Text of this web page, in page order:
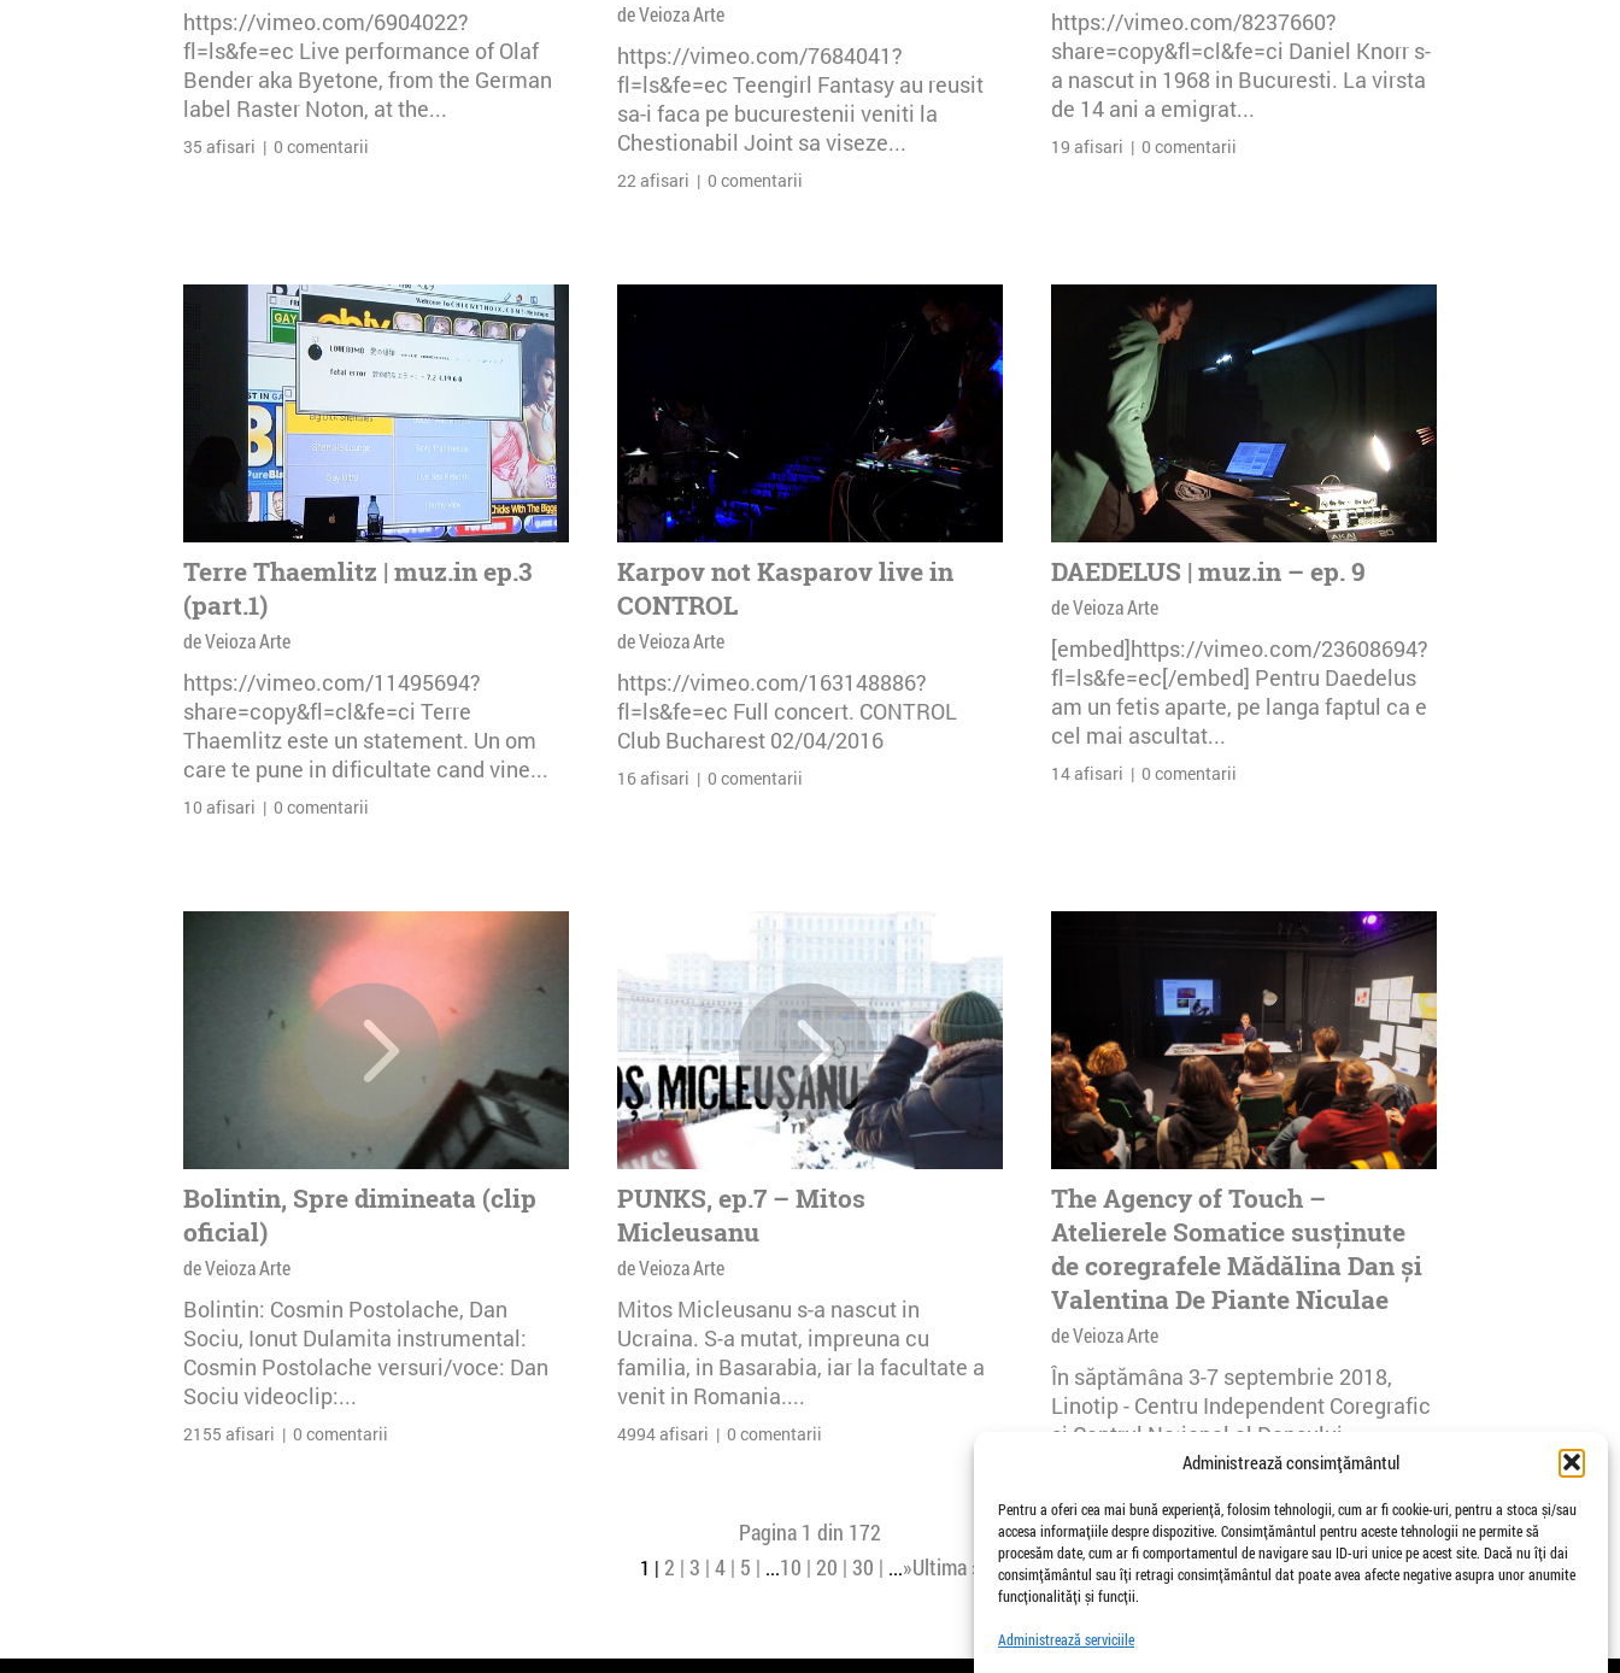
Administrează consimțământul
Pentru a oferi cea mai bună experiență, folosim tehnologii, cum ar fi cookie-uri, pentru a stoca și/sau
accesa informațiile despre dispozitive. Consimțământul pentru aceste tehnologii ne permite să
procesăm date, cum ar fi comportamentul de navigare sau ID-uri unice pe acest site. Dacă nu îți dai
consimțământul sau îți retragi consimțământul dat poate avea afecte negative asupra unor anumite
funcționalități și funcții.
Administrează serviciile
https://vimeo.com/6904022?
fl=ls&fe=ec Live performance of Olaf
Bender aka Byetone, from the German
label Raster Noton, at the...
35 afisari | 0 comentarii
de Veioza Arte
https://vimeo.com/7684041?
fl=ls&fe=ec Teengirl Fantasy au reusit
sa-i faca pe bucurestenii veniti la
Chestionabil Joint sa viseze...
22 afisari | 0 comentarii
https://vimeo.com/8237660?
share=copy&fl=cl&fe=ci Daniel Knorr s-
a nascut in 1968 in Bucuresti. La virsta
de 14 ani a emigrat...
19 afisari | 0 comentarii
Terre Thaemlitz | muz.in ep.3
(part.1)
de Veioza Arte
https://vimeo.com/11495694?
share=copy&fl=cl&fe=ci Terre
Thaemlitz este un statement. Un om
care te pune in dificultate cand vine...
10 afisari | 0 comentarii
Karpov not Kasparov live in
CONTROL
de Veioza Arte
https://vimeo.com/163148886?
fl=ls&fe=ec Full concert. CONTROL
Club Bucharest 02/04/2016
16 afisari | 0 comentarii
DAEDELUS | muz.in – ep. 9
de Veioza Arte
[embed]https://vimeo.com/23608694?
fl=ls&fe=ec[/embed] Pentru Daedelus
am un fetis aparte, pe langa faptul ca e
cel mai ascultat...
14 afisari | 0 comentarii
Bolintin, Spre dimineata (clip
oficial)
de Veioza Arte
Bolintin: Cosmin Postolache, Dan
Sociu, Ionut Dulamita instrumental:
Cosmin Postolache versuri/voce: Dan
Sociu videoclip:...
2155 afisari | 0 comentarii
PUNKS, ep.7 – Mitos
Micleusanu
de Veioza Arte
Mitos Micleusanu s-a nascut in
Ucraina. S-a mutat, impreuna cu
familia, in Basarabia, iar la facultate a
venit in Romania....
4994 afisari | 0 comentarii
The Agency of Touch –
Atelierele Somatice susținute
de coregrafele Mădălina Dan și
Valentina De Piante Niculae
de Veioza Arte
În săptămâna 3-7 septembrie 2018,
Linotip - Centru Independent Coregrafic
și Centrul Național al Dansului
26 afisari | 0 comentarii
Pagina 1 din 172
1 2 3 4 5 ...10 20 30 ...»Ultima »